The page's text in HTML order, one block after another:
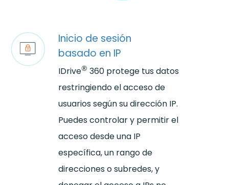
Inicio de sesión
basado en IP
IDrive® 360 protege tus datos
restringiendo el acceso de
usuarios según su dirección IP.
Puedes controlar y permitir el
acceso desde una IP
específica, un rango de
direcciones o subredes, y